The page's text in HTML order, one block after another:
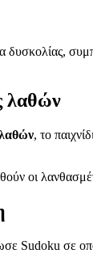
λαθών
, το
οι
Sudoku σε